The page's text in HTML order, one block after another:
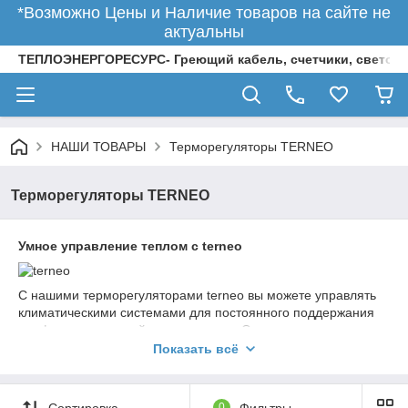
*Возможно Цены и Наличие товаров на сайте не
актуальны
ТЕПЛОЭНЕРГОРЕСУРС- Греющий кабель, счетчики,
НАШИ ТОВАРЫ Терморегуляторы TERNEO
Терморегуляторы TERNEO
Умное управление теплом с terneo
С нашими терморегуляторами terneo вы можете управлять
климатическими системами для постоянного поддержания
комфортных условий в вашем доме. Они используют данные
от датчиков температуры и принимают решение о
Ассортимент устройств представлен моделями с разными
Показать всё